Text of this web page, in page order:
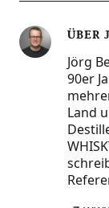
ÜBER
Jörg
90er
Land